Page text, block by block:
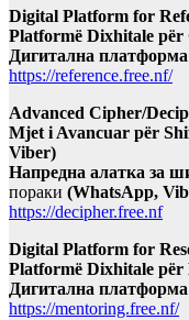
Digital Platform for
Platformë Dixhitale për
Дигитална
https://reference.free.nf/
Advanced Cipher/
Mjet i Avancuar për
Viber)
Напредна алатка за
пораки (WhatsApp,
https://decipher.free.nf
Digital Platform for
Platformë Dixhitale
Дигитална
https://mentoring.free.nf/